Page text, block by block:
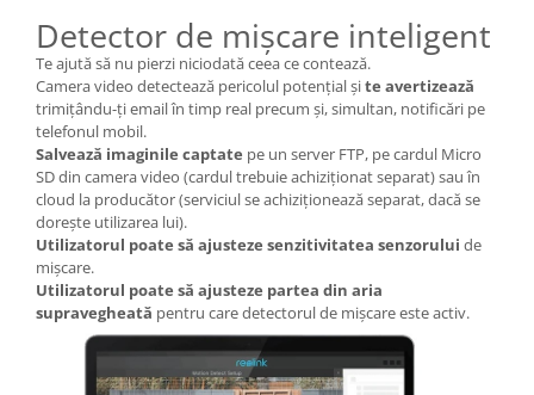
Detector de mișcare inteligent
Te ajută să nu pierzi niciodată ceea ce contează.
Camera video detectează pericolul potențial șite avertizează
trimițându-ți email în timp real precum și, simultan, notificări pe
telefonul mobil.
Salvează imaginile captate pe un server FTP, pe cardul Micro
SD din camera video (cardul trebuie achiziționat separat) sau în
cloud la producător (serviciul se achiziționează separat, dacă se
dorește utilizarea lui).
Utilizatorul poate să ajusteze senzitivitatea senzorului de
mișcare.
Utilizatorul poate să ajusteze partea din aria
supravegheată pentru care detectorul de mișcare este activ.